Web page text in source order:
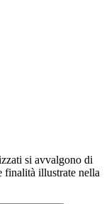
si avvalgono di
finalità illustrate nella